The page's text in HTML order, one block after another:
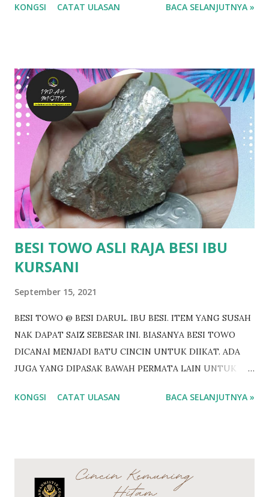
sebagai tangkal atau memakai sebagai perhiasan untuk
dalam meditasi atau sebagai alat dalam rawatan tradisional.
3. Penarik Rezeki: Kayu ini juga dipercayai boleh menarik
rezeki atau keberuntungan. Usahawan tradisional
kadangkala meletakkannya di kedai sebagai simbol tuah dan
rezeki yang berlimpah. 4. Menaikkan Aura Kepimpinan: Raja
kayu juga dianggap menaikkan karisma dan daya
kepimpinan. Mereka yang memakai atau memiliki kayu ini
dikatakan mempunyai pengaruh lebih kuat dalam
komunikasi atau perundingan. Dengan izin Allah jua.
BERMINAT? https://bi...
KONGSI CATAT ULASAN BACA SELANJUTNYA »
BESI TOWO ASLI RAJA BESI IBU
KURSANI
September 15, 2021
BESI TOWO @ BESI DARUL. IBU BESI. ITEM YANG SUSAH
NAK DAPAT SAIZ SEBESAR INI. BIASANYA BESI TOWO
DICANAI MENJADI BATU CINCIN UNTUK DIIKAT. ADA
JUGA YANG DIPASAK BAWAH PERMATA LAIN UNTUK
DICANAI UNTUK 6 HINGGA 7 BATU PERMATA. Antara
Memusnahkan ilmu kebal Pengamal ilmu Hitam merasai
panas bila berdekatan dengan pemilik Besi Towo Perisai
KONGSI CATAT ULASAN BACA SELANJUTNYA »